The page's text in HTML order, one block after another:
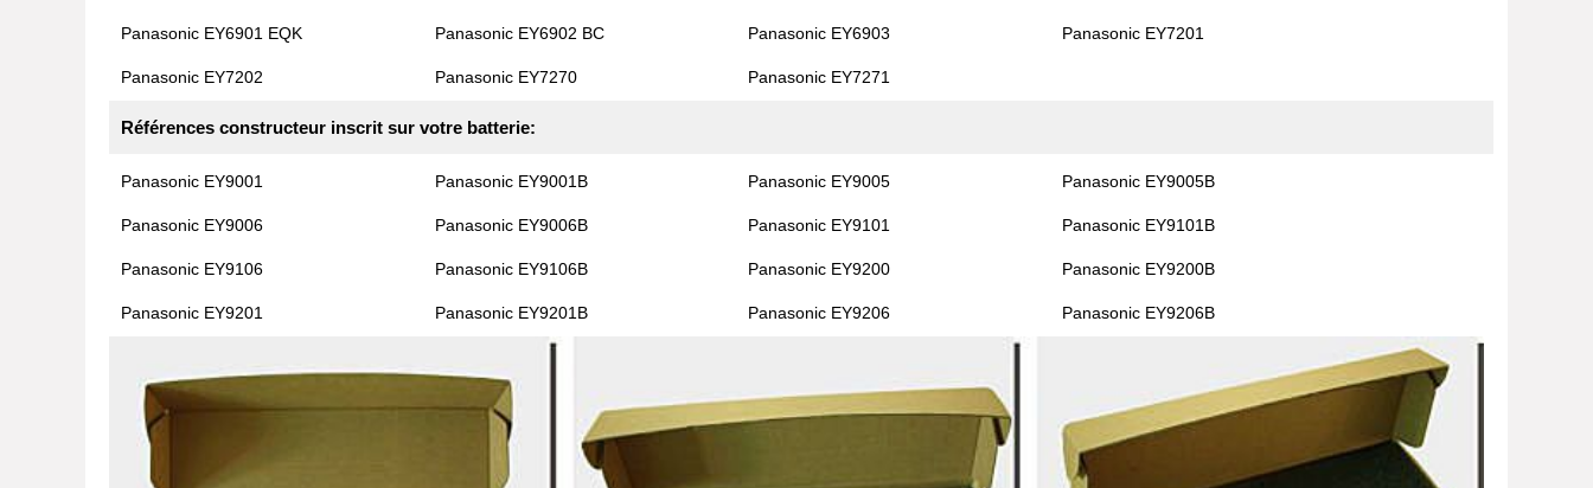
Panasonic EY6901 EQK Panasonic EY6902 BC Panasonic EY6903 Panasonic EY7201
Panasonic EY7202 Panasonic EY7270 Panasonic EY7271
Références constructeur inscrit sur votre batterie:
Panasonic EY9001 Panasonic EY9001B Panasonic EY9005 Panasonic EY9005B
Panasonic EY9006 Panasonic EY9006B Panasonic EY9101 Panasonic EY9101B
Panasonic EY9106 Panasonic EY9106B Panasonic EY9200 Panasonic EY9200B
Panasonic EY9201 Panasonic EY9201B Panasonic EY9206 Panasonic EY9206B